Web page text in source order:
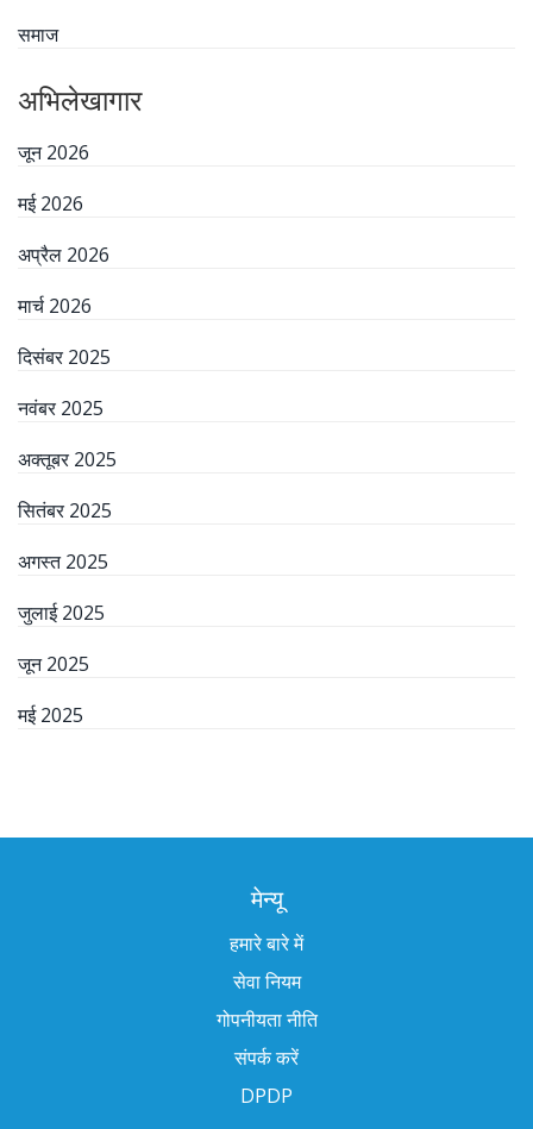
समाज
अभिलेखागार
जून 2026
मई 2026
अप्रैल 2026
मार्च 2026
दिसंबर 2025
नवंबर 2025
अक्तूबर 2025
सितंबर 2025
अगस्त 2025
जुलाई 2025
जून 2025
मई 2025
मेन्यू
हमारे बारे में
सेवा नियम
गोपनीयता नीति
संपर्क करें
DPDP